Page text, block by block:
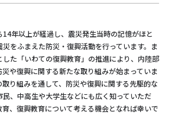
年以上が経過し、震災発生当時の記憶がほと
をふまえた防災・復興活動を行っています。ま
した「いわての復興教育」の推進により、内陸部
や復興に関する新たな取り組みが始まっていま
り組みを通して、防災や復興に関する先駆的な
、中高生や大学生などにも広く知っていただ
、復興教育について考える機会となれば幸いで